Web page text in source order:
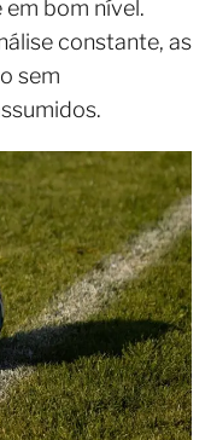
bom nível.
constante, as
sem